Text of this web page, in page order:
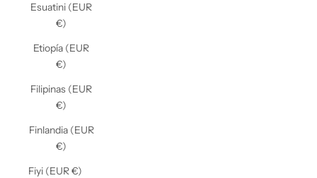
Esuatini (EUR
€)
Etiopía (EUR
€)
Filipinas (EUR
€)
Finlandia (EUR
€)
Fiyi (EUR €)